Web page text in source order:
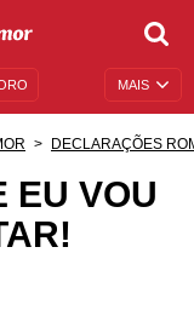
MAIS
DECLARAÇÕES
EU VOU